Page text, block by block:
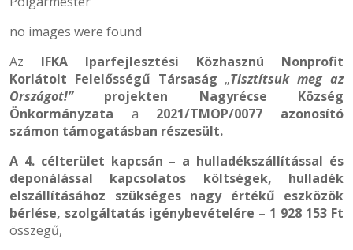
no images were found
Az IFKA Iparfejlesztési Közhasznú Nonprofit
Korlátolt Felelősségű Társaság „Tisztítsuk meg az
Országot!” projekten Nagyrécse Község
Önkormányzata a 2021/TMOP/0077 azonosító
számon támogatásban részesült.
A 4. célterület kapcsán – a hulladékszállítással és
deponálással kapcsolatos költségek, hulladék
elszállításához szükséges nagy értékű eszközök
bérlése, szolgáltatás igénybevételére – 1 928 153 Ft
összegű,